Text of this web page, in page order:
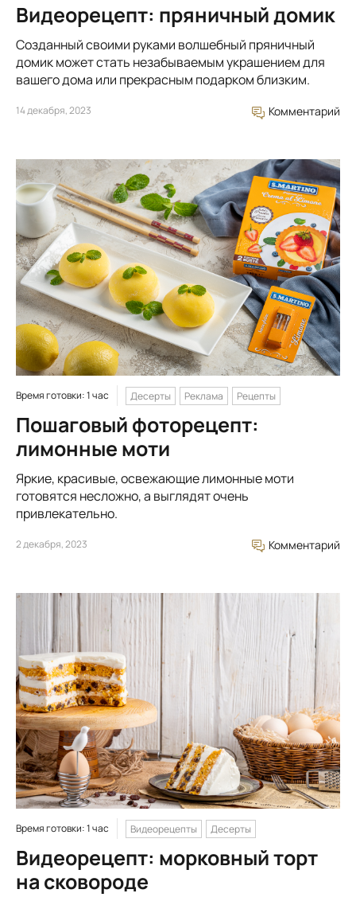
Видеорецепт: пряничный домик
Созданный своими руками волшебный пряничный
домик может стать незабываемым украшением для
вашего дома или прекрасным подарком близким.
14 декабря, 2023 Комментарий
Время готовки: 1 час Десерты Реклама Рецепты
Пошаговый фоторецепт:
лимонные моти
Яркие, красивые, освежающие лимонные моти
готовятся несложно, а выглядят очень
привлекательно.
2 декабря, 2023 Комментарий
Время готовки: 1 час Видеорецепты Десерты
Видеорецепт: морковный торт
на сковороде